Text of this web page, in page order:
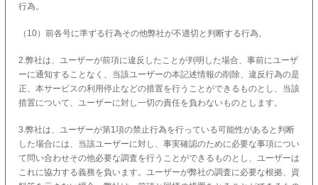
行為。
（10）前各号に準ずる行為その他弊社が不適切と判断する行為。
2.弊社は、ユーザーが前項に違反したことが判明した場合、事前にユーザ
ーに通知することなく、当該ユーザーの本記述情報の削除、違反行為の是
正、本サービスの利用停止などの措置を行うことができるものとし、当該
措置について、ユーザーに対し一切の責任を負わないものとします。
3.弊社は、ユーザーが第1項の禁止行為を行っている可能性があると判断
した場合には、当該ユーザーに対し、事実確認のために必要な事項につい
て問い合わせその他必要な調査を行うことができるものとし、ユーザーは
これに協力する義務を負います。ユーザーが弊社の調査に必要な根拠、資